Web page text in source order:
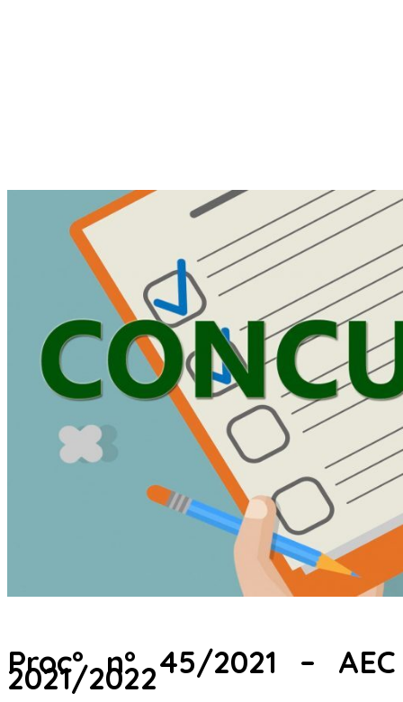
Procº nº 45/2021 – AEC
2021/2022